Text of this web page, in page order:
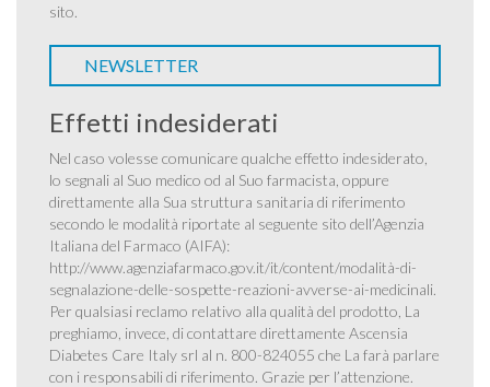
sito.
NEWSLETTER
Effetti indesiderati
Nel caso volesse comunicare qualche effetto indesiderato,
lo segnali al Suo medico od al Suo farmacista, oppure
direttamente alla Sua struttura sanitaria di riferimento
secondo le modalità riportate al seguente sito dell’Agenzia
Italiana del Farmaco (AIFA):
http://www.agenziafarmaco.gov.it/it/content/modalità-di-
segnalazione-delle-sospette-reazioni-avverse-ai-medicinali.
Per qualsiasi reclamo relativo alla qualità del prodotto, La
preghiamo, invece, di contattare direttamente Ascensia
Diabetes Care Italy srl al n. 800-824055 che La farà parlare
con i responsabili di riferimento. Grazie per l’attenzione.